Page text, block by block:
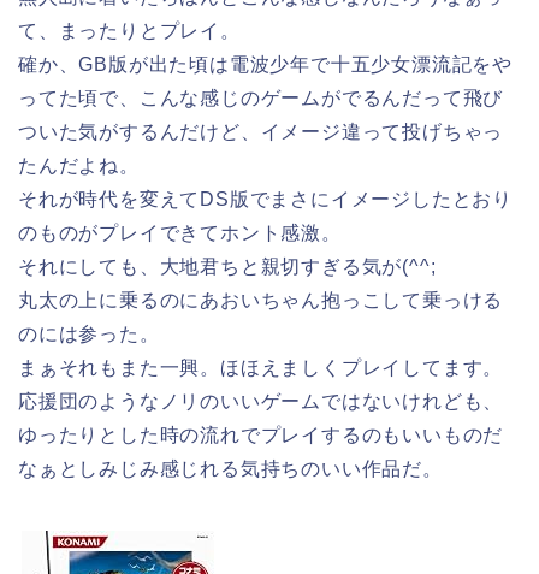
て、まったりとプレイ。
確か、GB版が出た頃は電波少年で十五少女漂流記をや
ってた頃で、こんな感じのゲームがでるんだって飛び
ついた気がするんだけど、イメージ違って投げちゃっ
たんだよね。
それが時代を変えてDS版でまさにイメージしたとおり
のものがプレイできてホント感激。
それにしても、大地君ちと親切すぎる気が(^^;
丸太の上に乗るのにあおいちゃん抱っこして乗っける
のには参った。
まぁそれもまた一興。ほほえましくプレイしてます。
応援団のようなノリのいいゲームではないけれども、
ゆったりとした時の流れでプレイするのもいいものだ
なぁとしみじみ感じれる気持ちのいい作品だ。